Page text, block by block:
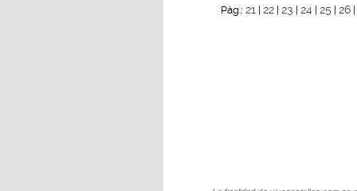
Pág.: 21| 22| 23 24| 25| 26|